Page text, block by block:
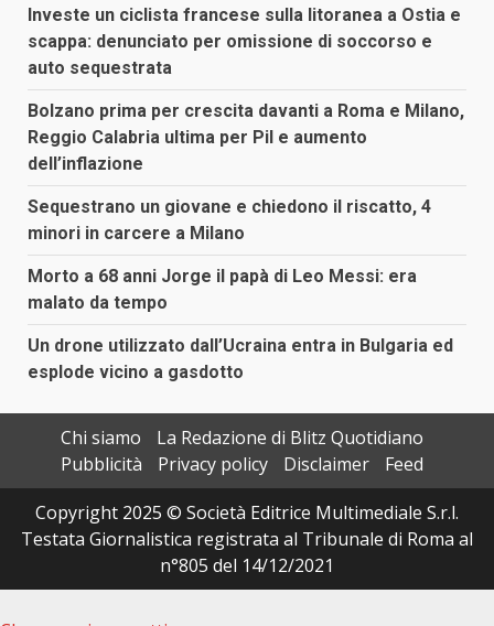
Investe un ciclista francese sulla litoranea a Ostia e
scappa: denunciato per omissione di soccorso e
auto sequestrata
Bolzano prima per crescita davanti a Roma e Milano,
Reggio Calabria ultima per Pil e aumento
dell’inflazione
Sequestrano un giovane e chiedono il riscatto, 4
minori in carcere a Milano
Morto a 68 anni Jorge il papà di Leo Messi: era
malato da tempo
Un drone utilizzato dall’Ucraina entra in Bulgaria ed
esplode vicino a gasdotto
Chi siamo
La Redazione di Blitz Quotidiano
Pubblicità
Privacy policy Disclaimer
Feed
Copyright 2025 © Società Editrice Multimediale S.r.l.
Testata Giornalistica registrata al Tribunale di Roma al
n°805 del 14/12/2021